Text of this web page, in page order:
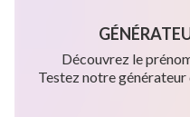
Découvrez le
Testez notre générateur